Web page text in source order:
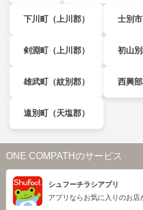
下川町（上川郡） 士別市
剣淵町（上川郡） 初山別
雄武町（紋別郡） 西興部
遠別町（天塩郡）
ONE COMPATHのサービス
シュフーチラシアプリ
アプリならお気に入りのお店